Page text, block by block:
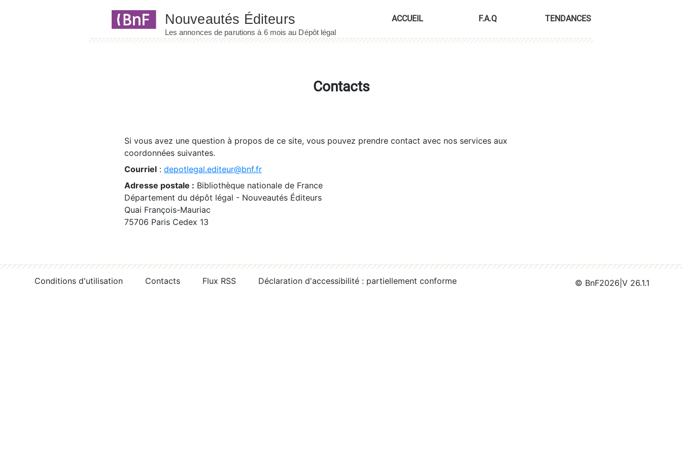
ACCUEIL F.A.Q TENDANCES
Contacts
Si vous avez une question à propos de ce site, vous pouvez prendre contact avec nos services aux
coordonnées suivantes.
Courriel : depotlegal.editeur@bnf.fr
Adresse postale : Bibliothèque nationale de France
Département du dépôt légal - Nouveautés Éditeurs
Quai François-Mauriac
75706 Paris Cedex 13
Conditions d'utilisation Contacts Flux RSS Déclaration d'accessibilité : partiellement conforme © BnF2026 V 26.1.1